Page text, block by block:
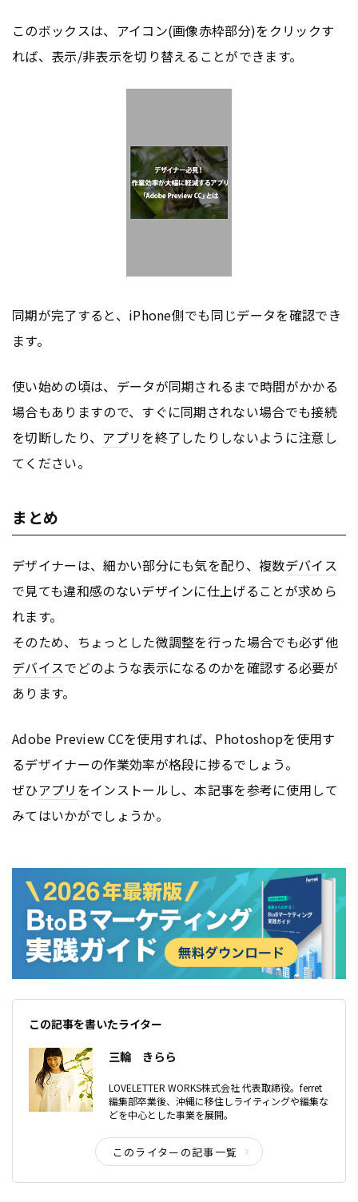
このボックスは、アイコン(画像赤枠部分)をクリックす
れば、表示/非表示を切り替えることができます。
同期が完了すると、iPhone側でも同じデータを確認でき
ます。
使い始めの頃は、データが同期されるまで時間がかかる
場合もありますので、すぐに同期されない場合でも接続
を切断したり、 アプリを終了したりしないように注意し
てください。
まとめ
デザイナーは、細かい部分にも気を配り、複数デバイス
で見ても違和感のないデザインに仕上げることが求めら
れます。
そのため、ちょっとした微調整を行った場合でも必ず他
デバイスでどのような表示になるのかを確認する必要が
あります。
Adobe Preview CCを使用すれば、Photoshopを使用す
るデザイナーの作業効率が格段に捗るでしょう。
ぜひアプリ をインストールし、本記事を参考に使用して
みてはいかがでしょうか。
この記事を書いたライター
三輪 きらら
LOVELETTER WORKS株式会社 代表取締役。ferret
編集部卒業後、沖縄に移住しライティングや編集な
どを中心とした事業を展開。
このライターの記事一覧